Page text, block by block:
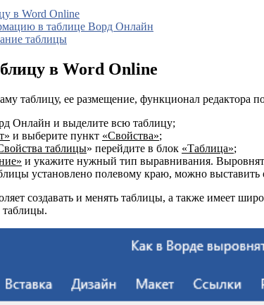
в Word Online
в таблице Ворд Онлайн
таблицы
в Word Online
таблицу, ее размещение, функционал редактора
Онлайн и выделите всю таблицу;
и выберите пункт «Свойства»;
таблицы» перейдите в блок «Таблица»;
и укажите нужный тип выравнивания.
установлено полевому краю, можно выставить
создавать и менять таблицы, а также имеет
таблицы.